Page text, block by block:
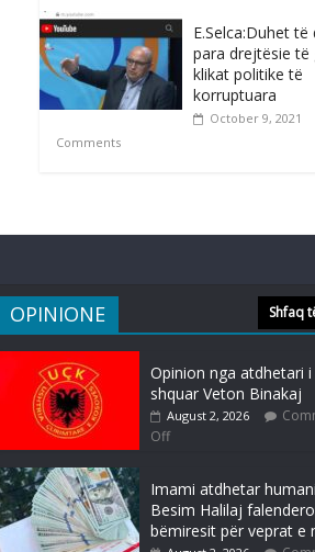
E.Selca:Duhet të
para drejtësie të
klikat politike të
korruptuara
October 9, 2021
Comments
OPINIONE Shfaq
Opinion nga atdhetari i
shquar Veton Binakaj
August 2, 2026
Off
Imami atdhetar
Besim Halilaj
bëmiresit për veprat e